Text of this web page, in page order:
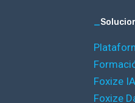
_
Foxize IA
Foxize